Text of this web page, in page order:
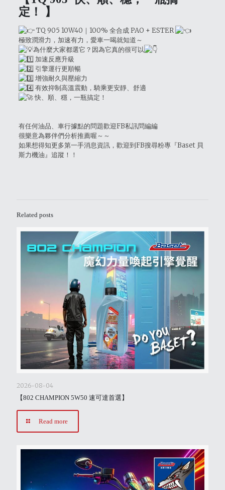
定！
】
TQ 905 10W40｜100% 全合成 PAO + ESTER
極致潤滑力，加速有力，愛車一喝就知道～
為什麼大家都選它？因為它真的很可以
加速反應升級
引擎運行更順暢
增強耐久與壓縮力
有效抑制高溫震動，騎乘更安靜、舒適
快、順、穩，一瓶搞定！
有任何油品、車行據點的問題歡迎FB私訊問編編
很樂意為夥伴們分析推薦喔～～
如果想得知更多第一手消息資訊，歡迎到FB搜尋粉專『Baset 貝
斯力機油』追蹤！！
Related posts
2026-08-04
【802 CHAMPION 5W50 速可達首選】
Read more